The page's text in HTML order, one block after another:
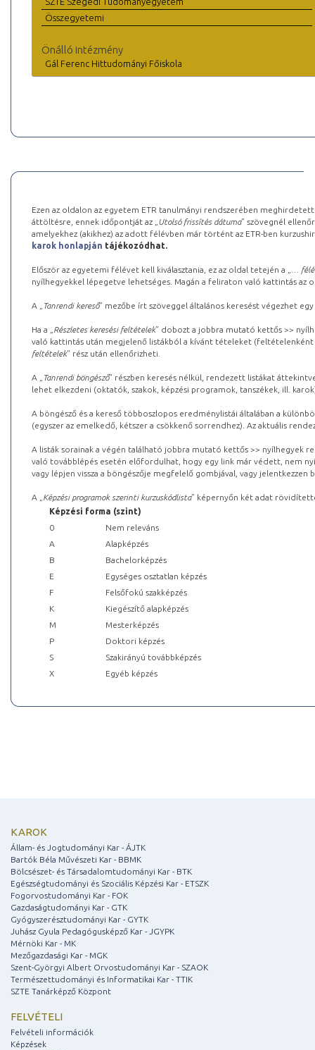
Összegyetemi
Önálló intézmény
Gál Ferenc Hittudományi Főiskola
Ezen az oldalon az egyetem ETR tanulmányi rendszerében
áttöltésre, ennek időpontját az „ Utolsó frissítés dátuma” szövegnél
amelyekhez (akikhez) az adott félévben már történt az ETR-ben
karok honlapján tájékozódhat.
Először az egyetemi félévet kell kiválasztania, ez az oldal tetején a „
…
nyílhegyekkel lépegetve lehetséges. Magán a feliraton való kattintás az
A „ Tanrendi kereső” mezőbe írt szöveggel általános keresést végezhet
Ha a „ Részletes keresési feltételek” dobozt a jobbra mutató kettős >>
való kattintás után megjelenő listákból a kívánt tételeket (feltételenként
feltételek” rész után ellenőrizheti.
A „ Tanrendi böngésző” részben keresés nélkül, rendezett listákat
lehet elkezdeni (oktatók, szakok, képzési programok, tanszékek, ill.
A böngésző és a kereső többoszlopos eredménylistái általában a
(egyszer az emelkedő, kétszer a csökkenő sorrendhez). Az aktuális
A listák sorainak a végén található jobbra mutató kettős >> nyílhegyek
való továbblépés esetén előfordulhat, hogy egy link már védett, nem
vagy lépjen vissza a böngészője megfelelő gombjával, vagy
A „ Képzési programok szerinti kurzuskódlista” képernyőn két adat
Képzési forma (szint)
0
Nem releváns
A
Alapképzés
B
Bachelorképzés
E
Egységes osztatlan képzés
F
Felsőfokú szakképzés
K
Kiegészítő alapképzés
M
Mesterképzés
P
Doktori képzés
S
Szakirányú továbbképzés
X
Egyéb képzés
KAROK
Állam- és Jogtudományi Kar - ÁJTK
Bartók Béla Művészeti Kar - BBMK
Bölcsészet- és Társadalomtudományi Kar - BTK
Egészségtudományi és Szociális Képzési Kar - ETSZK
Fogorvostudományi Kar - FOK
Gazdaságtudományi Kar - GTK
Gyógyszerésztudományi Kar - GYTK
Juhász Gyula Pedagógusképző Kar - JGYPK
Mérnöki Kar - MK
Mezőgazdasági Kar - MGK
Szent-Györgyi Albert Orvostudományi Kar - SZAOK
Természettudományi és Informatikai Kar - TTIK
SZTE Tanárképző Központ
FELVÉTELI
Felvételi információk
Képzések